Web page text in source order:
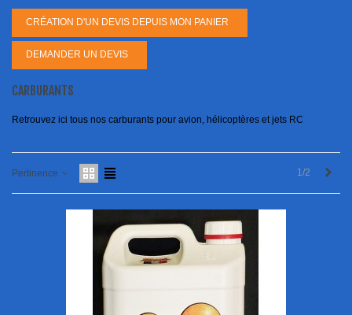
CRÉATION D'UN DEVIS DEPUIS MON PANIER
DEMANDER UN DEVIS
CARBURANTS
Retrouvez ici tous nos carburants pour avion, hélicoptères et jets RC
Pertinence 1/2